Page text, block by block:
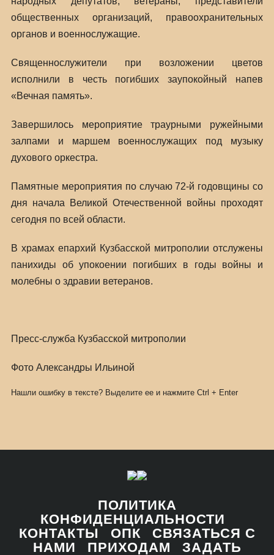
общественных организаций, правоохранительных
органов и военнослужащие.
Священнослужители при возложении цветов
исполнили в честь погибших заупокойный напев
«Вечная память».
Завершилось мероприятие траурными ружейными
залпами и маршем военнослужащих под музыку
духового оркестра.
Памятные мероприятия по случаю 72-й годовщины со
дня начала Великой Отечественной войны проходят
сегодня по всей области.
В храмах епархий Кузбасской митрополии отслужены
панихиды об упокоении погибших в годы войны и
молебны о здравии ветеранов.
Пресс-служба Кузбасской митрополии
Фото Александры Ильиной
Нашли ошибку в тексте? Выделите ее и нажмите Ctrl + Enter
ПОЛИТИКА
КОНФИДЕНЦИАЛЬНОСТИ
КОНТАКТЫ
ОПК
СВЯЗАТЬСЯ С
НАМИ
ПРИХОДАМ
ЗАДАТЬ